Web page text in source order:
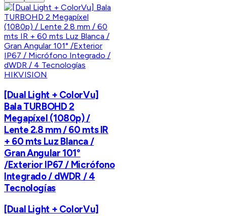
HIKVISION
[Dual Light + ColorVu]
Bala TURBOHD 2
Megapíxel (1080p) /
Lente 2.8 mm / 60 mts IR
+ 60 mts Luz Blanca /
Gran Angular 101°
/Exterior IP67 / Micrófono
Integrado / dWDR / 4
Tecnologías
[Dual Light + ColorVu]